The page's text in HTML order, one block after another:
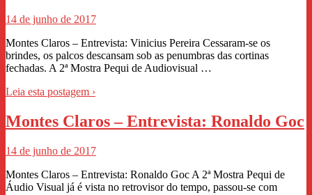
14 de junho de 2017
Montes Claros – Entrevista: Vinicius Pereira Cessaram-se os
brindes, os palcos descansam sob as penumbras das cortinas
fechadas. A 2ª Mostra Pequi de Audiovisual …
Leia esta postagem ›
Montes Claros – Entrevista: Ronaldo Goc
14 de junho de 2017
Montes Claros – Entrevista: Ronaldo Goc A 2ª Mostra Pequi de
Áudio Visual já é vista no retrovisor do tempo, passou-se com